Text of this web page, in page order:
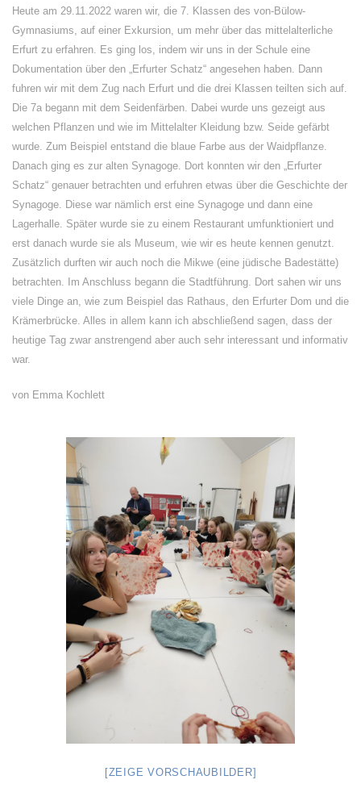
Heute am 29.11.2022 waren wir, die 7. Klassen des von-Bülow-
Gymnasiums, auf einer Exkursion, um mehr über das mittelalterliche
Erfurt zu erfahren. Es ging los, indem wir uns in der Schule eine
Dokumentation über den „Erfurter Schatz“ angesehen haben. Dann
fuhren wir mit dem Zug nach Erfurt und die drei Klassen teilten sich auf.
Die 7a begann mit dem Seidenfärben. Dabei wurde uns gezeigt aus
welchen Pflanzen und wie im Mittelalter Kleidung bzw. Seide gefärbt
wurde. Zum Beispiel entstand die blaue Farbe aus der Waidpflanze.
Danach ging es zur alten Synagoge. Dort konnten wir den „Erfurter
Schatz“ genauer betrachten und erfuhren etwas über die Geschichte der
Synagoge. Diese war nämlich erst eine Synagoge und dann eine
Lagerhalle. Später wurde sie zu einem Restaurant umfunktioniert und
erst danach wurde sie als Museum, wie wir es heute kennen genutzt.
Zusätzlich durften wir auch noch die Mikwe (eine jüdische Badestätte)
betrachten. Im Anschluss begann die Stadtführung. Dort sahen wir uns
viele Dinge an, wie zum Beispiel das Rathaus, den Erfurter Dom und die
Krämerbrücke. Alles in allem kann ich abschließend sagen, dass der
heutige Tag zwar anstrengend aber auch sehr interessant und informativ
war.
von Emma Kochlett
[ZEIGE VORSCHAUBILDER]